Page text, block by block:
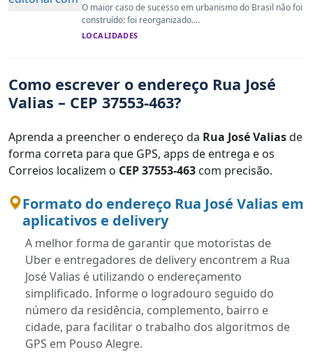
O maior caso de sucesso em urbanismo do Brasil não foi
construído: foi reorganizado....
LOCALIDADES
Como escrever o endereço Rua José
Valias – CEP 37553-463?
Aprenda a preencher o endereço da Rua José Valiasde
forma correta para que GPS, apps de entrega e os
Correios localizem o CEP 37553-463 com precisão.
Formato do endereço Rua José Valias em
aplicativos e delivery
A melhor forma de garantir que motoristas de
Uber e entregadores de delivery encontrem a Rua
José Valias é utilizando o endereçamento
simplificado. Informe o logradouro seguido do
número da residência, complemento, bairro e
cidade, para facilitar o trabalho dos algoritmos de
GPS em Pouso Alegre.